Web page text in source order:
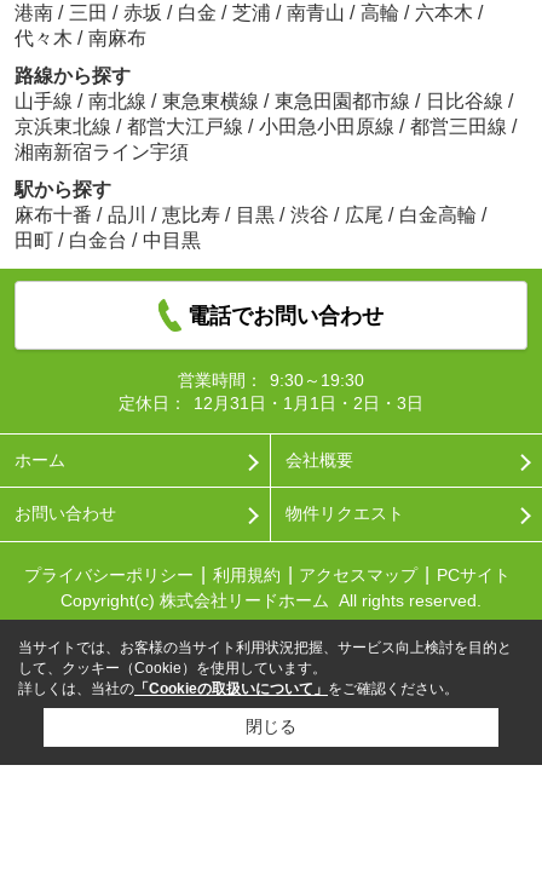
港南 / 三田 / 赤坂 / 白金 / 芝浦 / 南青山 / 高輪 / 六本木 /
代々木 / 南麻布
路線から探す
山手線 / 南北線 / 東急東横線 / 東急田園都市線 / 日比谷線 /
京浜東北線 / 都営大江戸線 / 小田急小田原線 / 都営三田線 /
湘南新宿ライン宇須
駅から探す
麻布十番 / 品川 / 恵比寿 / 目黒 / 渋谷 / 広尾 / 白金高輪 /
田町 / 白金台 / 中目黒
電話でお問い合わせ
営業時間：
9:30～19:30
定休日：
12月31日・1月1日・2日・3日
ホーム 会社概要
お問い合わせ 物件リクエスト
プライバシーポリシー 利用規約 アクセスマップ
PCサイト
Copyright(c) 株式会社リードホーム All rights reserved.
当サイトでは、お客様の当サイト利用状況把握、サービス向上検討を目的と
して、クッキー（Cookie）を使用しています。
詳しくは、当社の 「Cookieの取扱いについて」 をご確認ください。
閉じる